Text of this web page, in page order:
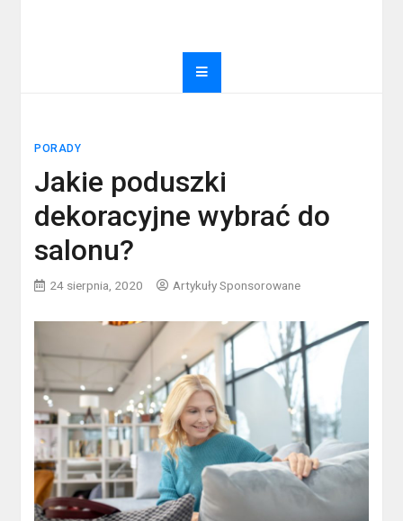
PORADY
Jakie poduszki
dekoracyjne wybrać do
salonu?
24 sierpnia, 2020 Artykuły Sponsorowane